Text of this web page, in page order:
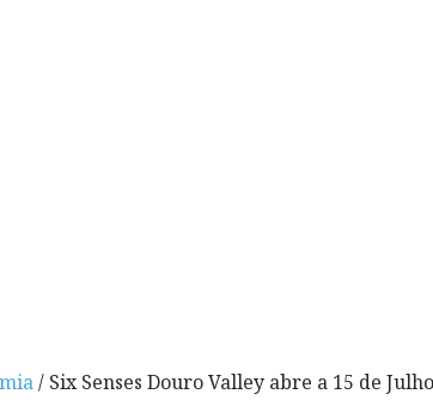
/ Six Senses Douro Valley abre a 15 de